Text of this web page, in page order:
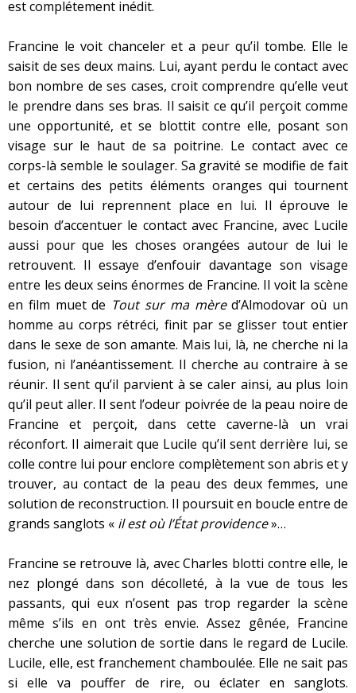
est complétement inédit.
Francine le voit chanceler et a peur qu’il tombe. Elle le
saisit de ses deux mains. Lui, ayant perdu le contact avec
bon nombre de ses cases, croit comprendre qu’elle veut
le prendre dans ses bras. Il saisit ce qu’il perçoit comme
une opportunité, et se blottit contre elle, posant son
visage sur le haut de sa poitrine. Le contact avec ce
corps-là semble le soulager. Sa gravité se modifie de fait
et certains des petits éléments oranges qui tournent
autour de lui reprennent place en lui. Il éprouve le
besoin d’accentuer le contact avec Francine, avec Lucile
aussi pour que les choses orangées autour de lui le
retrouvent. Il essaye d’enfouir davantage son visage
entre les deux seins énormes de Francine. Il voit la scène
en film muet de Tout sur ma mèred’Almodovar où un
homme au corps rétréci, finit par se glisser tout entier
dans le sexe de son amante. Mais lui, là, ne cherche ni la
fusion, ni l’anéantissement. Il cherche au contraire à se
réunir. Il sent qu’il parvient à se caler ainsi, au plus loin
qu’il peut aller. Il sent l’odeur poivrée de la peau noire de
Francine et perçoit, dans cette caverne-là un vrai
réconfort. Il aimerait que Lucile qu’il sent derrière lui, se
colle contre lui pour enclore complètement son abris et y
trouver, au contact de la peau des deux femmes, une
solution de reconstruction. Il poursuit en boucle entre de
grands sanglots « il est où l’État providence»…
Francine se retrouve là, avec Charles blotti contre elle, le
nez plongé dans son décolleté, à la vue de tous les
passants, qui eux n’osent pas trop regarder la scène
même s’ils en ont très envie. Assez gênée, Francine
cherche une solution de sortie dans le regard de Lucile.
Lucile, elle, est franchement chamboulée. Elle ne sait pas
si elle va pouffer de rire, ou éclater en sanglots.